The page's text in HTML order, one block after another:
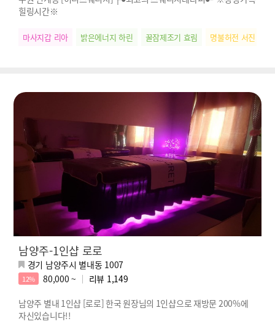
힐링시간※
마사지갑 리아 밝은에너지 하린 꿀잠제조기 효림 명불허전 서진
남양주-1인샵 로로
경기 남양주시 별내동 1007
12% 80,000 ~ 리뷰 1,149
남양주 별내 1인샵 [로로] 한국 원장님의 1인샵으로 재방문 200%에
자신있습니다!!